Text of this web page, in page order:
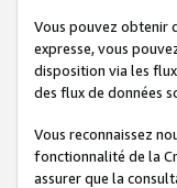
Vous pouvez obtenir
expresse, vous
disposition via les
des flux de données
Vous reconnaissez
fonctionnalité de la
assurer que la